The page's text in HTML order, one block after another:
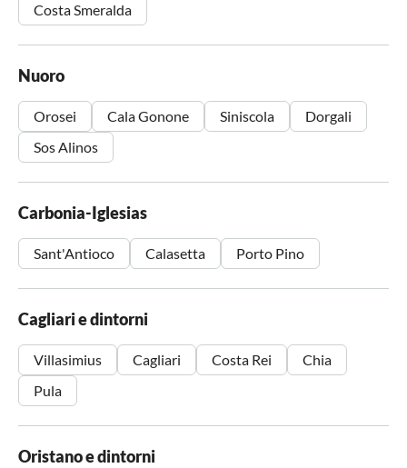
Costa Smeralda
Nuoro
Orosei Cala Gonone Siniscola
Dorgali
Sos Alinos
Carbonia-Iglesias
Sant'Antioco Calasetta Porto Pino
Cagliari e dintorni
Villasimius Cagliari Costa Rei
Chia
Pula
Oristano e dintorni